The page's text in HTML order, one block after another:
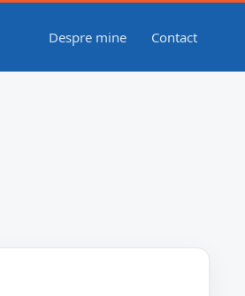
Despre mine Contact